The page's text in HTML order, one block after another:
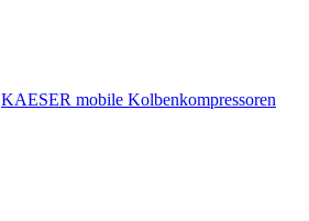
KAESER mobile Kolbenkompressoren